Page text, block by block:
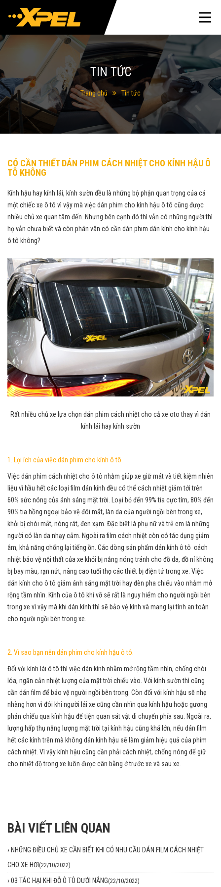
TIN TỨC
Trang chủ Tin tức
CÓ CẦN THIẾT DÁN PHIM CÁCH NHIỆT CHO KÍNH HẬU Ô
TÔ KHÔNG
Kính hậu hay kính lái, kính sườn đều là những bộ phận quan trọng của cả
một chiếc xe ô tô vì vậy mà việc dán phim cho kính hậu ô tô cũng được
nhiều chủ xe quan tâm đến. Nhưng bên cạnh đó thì vẫn có những người thì
họ vẫn chưa biết và còn phân vân có cần dán phim dán kính cho kính hậu
ô tô không?
Rất nhiều chủ xe lựa chọn dán phim cách nhiệt cho cả xe oto thay vì dán
kính lái hay kính sườn
1. Lợi ích của việc dán phim cho kính ô tô.
Việc dán phim cách nhiệt cho ô tô nhằm giúp xe giữ mát và tiết kiệm nhiên
liệu vì hầu hết các loại film dán kính đều có thể cách nhiệt giảm tới trên
60% sức nóng của ánh sáng mặt trời. Loại bỏ đến 99% tia cực tím, 80% đến
90% tia hồng ngoại bảo vệ đôi mắt, làn da của người ngồi bên trong xe,
khỏi bị chói mắt, nóng rát, đen xạm. Đặc biệt là phụ nữ và trẻ em là những
người có làn da nhạy cảm. Ngoài ra film cách nhiệt còn có tác dụng giảm
âm, khả năng chống lại tiếng ồn. Các dòng sản phẩm dán kính ô tô cách
nhiệt bảo vệ nội thất của xe khỏi bị nắng nóng tránh cho đồ da, đồ nỉ không
bị bay màu, rạn nứt, nâng cao tuổi thọ các thiết bị điện tử trong xe. Việc
dán kính cho ô tô giảm ánh sáng mặt trời hay đèn pha chiếu vào nhằm mở
rộng tầm nhìn. Kính của ô tô khi vỡ sẽ rất là nguy hiểm cho người ngồi bên
trong xe vì vậy mà khi dán kính thì sẽ bảo vệ kính và mang lại tính an toàn
cho người ngồi bên trong xe.
2. Vì sao bạn nên dán phim cho kính hậu ô tô.
Đối với kính lái ô tô thì việc dán kính nhằm mở rộng tầm nhìn, chống chói
lóa, ngăn cản nhiệt lượng của mặt trời chiếu vào. Với kính sườn thì cũng
cần dán film để bảo vệ người ngồi bên trong. Còn đối với kính hậu sẽ nhẹ
nhàng hơn vì đôi khi người lái xe cũng cần nhìn qua kính hậu hoặc gương
phản chiếu qua kính hậu để tiện quan sát vật di chuyển phía sau. Ngoài ra,
lượng hấp thụ năng lượng mặt trời tại kính hậu cũng khá lớn, nếu dán film
hết các kính trên mà không dán kính hậu sẽ làm giảm hiệu quả của phim
cách nhiệt. Vì vậy kính hậu cũng cần phải cách nhiệt, chống nóng để giữ
cho nhiệt độ trong xe luôn được cân bằng ở trước xe và sau xe.
BÀI VIẾT LIÊN QUAN
› NHỮNG ĐIỀU CHỦ XE CẦN BIẾT KHI CÓ NHU CẦU DÁN FILM CÁCH NHIỆT
CHO XE HƠI (22/10/2022)
› 03 TÁC HẠI KHI ĐỖ Ô TÔ DƯỚI NẮNG(22/10/2022)